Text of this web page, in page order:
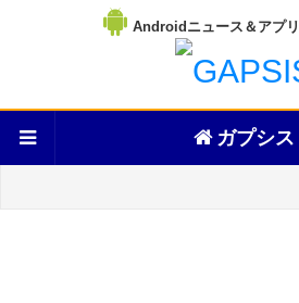
Androidニュース＆アプ
ガプシス